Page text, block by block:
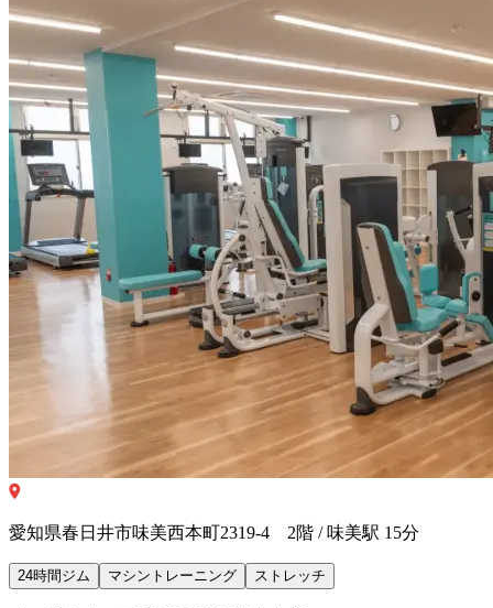
愛知県春日井市味美西本町2319-4 2階 / 味美駅 15分
24時間ジム マシントレーニング ストレッチ